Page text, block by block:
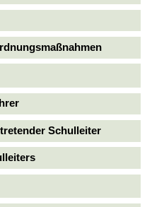
Schulleiter